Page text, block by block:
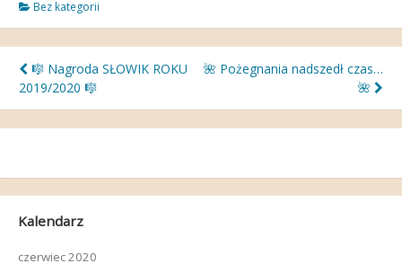
Bez kategorii
Nawigacja
wpisu
🎼 Nagroda SŁOWIK ROKU
2019/2020 🎼
🌺 Pożegnania nadszedł czas…
🌺
Kalendarz
czerwiec 2020